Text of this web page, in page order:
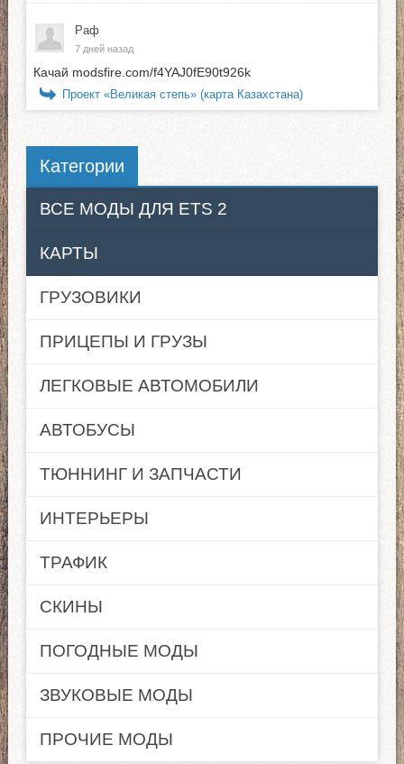
Раф
7 дней назад
Качай modsfire.com/f4YAJ0fE90t926k
Проект «Великая степь» (карта Казахстана)
Категории
ВСЕ МОДЫ ДЛЯ ETS 2
КАРТЫ
ГРУЗОВИКИ
ПРИЦЕПЫ И ГРУЗЫ
ЛЕГКОВЫЕ АВТОМОБИЛИ
АВТОБУСЫ
ТЮННИНГ И ЗАПЧАСТИ
ИНТЕРЬЕРЫ
ТРАФИК
СКИНЫ
ПОГОДНЫЕ МОДЫ
ЗВУКОВЫЕ МОДЫ
ПРОЧИЕ МОДЫ